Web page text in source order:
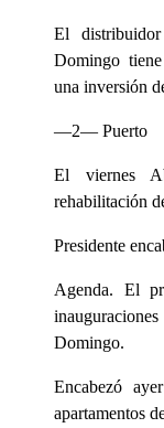
El
Domingo
una inversión
—2— Puerto
El viernes
rehabilitación
Presidente
Agenda. El
Domingo.
Encabezó
apartamentos